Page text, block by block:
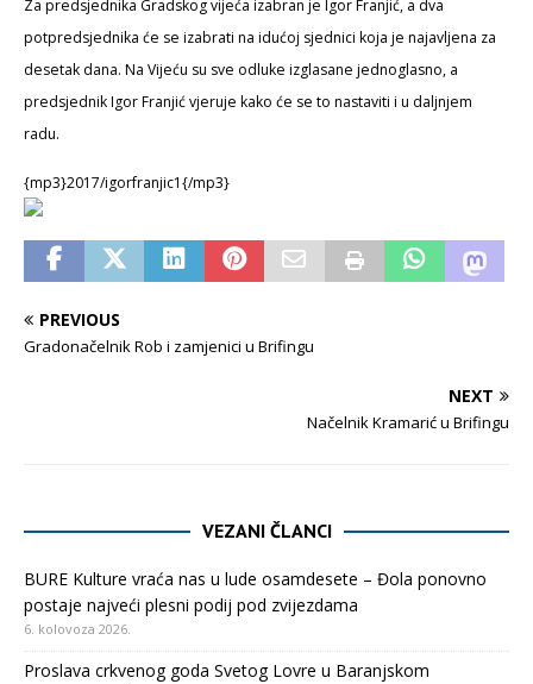
Za predsjednika Gradskog vijeća izabran je Igor Franjić, a dva
potpredsjednika će se izabrati na idućoj sjednici koja je najavljena za
desetak dana. Na Vijeću su sve odluke izglasane jednoglasno, a
predsjednik Igor Franjić vjeruje kako će se to nastaviti i u daljnjem
radu.
{mp3}2017/igorfranjic1{/mp3}
PREVIOUS
Gradonačelnik Rob i zamjenici u Brifingu
NEXT
Načelnik Kramarić u Brifingu
VEZANI ČLANCI
BURE Kulture vraća nas u lude osamdesete – Đola ponovno
postaje najveći plesni podij pod zvijezdama
6. kolovoza 2026.
Proslava crkvenog goda Svetog Lovre u Baranjskom